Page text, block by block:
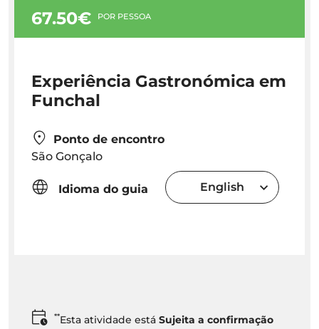
67.50€ POR PESSOA
Experiência Gastronómica em
Funchal
Ponto de encontro
São Gonçalo
Idioma do guia English
**Esta atividade está Sujeita a confirmação